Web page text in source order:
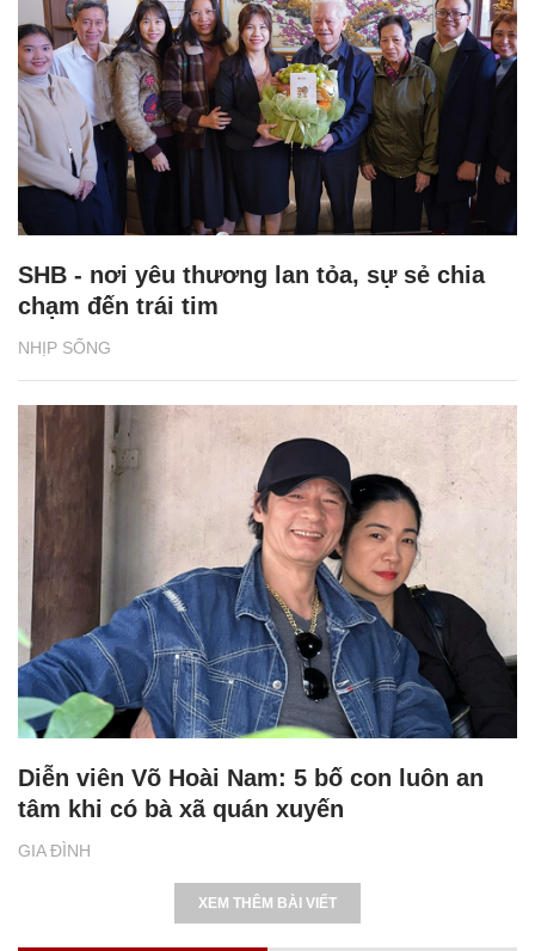
NHỊP SỐNG
SHB - nơi yêu thương lan tỏa, sự sẻ chia
chạm đến trái tim
GIA ĐÌNH
Diễn viên Võ Hoài Nam: 5 bố con luôn an
tâm khi có bà xã quán xuyến
XEM THÊM BÀI VIẾT